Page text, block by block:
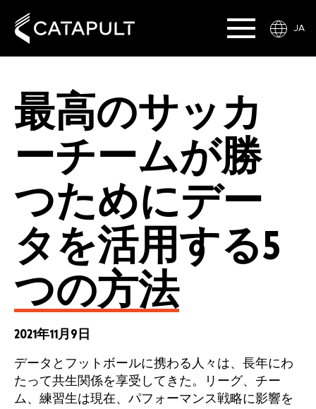
JA
最高のサッカ
ーチームが勝
つためにデー
タを活用する5
つの方法
2021年11月9日
データとフットボールに携わる人々は、長年にわ
たって共生関係を享受してきた。リーグ、チー
ム、練習生は現在、パフォーマンス戦略に影響を